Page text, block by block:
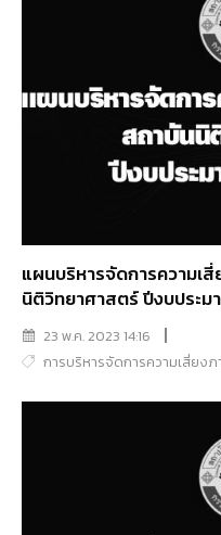
แผนบริหารจัดการความเ
นิติวิทยาศาสตร์ ปีงบประ
23 พ.ค. 2023 14:16
การบริหารจัดการความเสี่ยง